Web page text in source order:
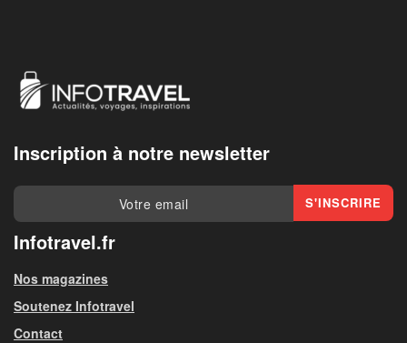
Inscription à notre newsletter
Infotravel.fr
Nos magazines
Soutenez Infotravel
Contact